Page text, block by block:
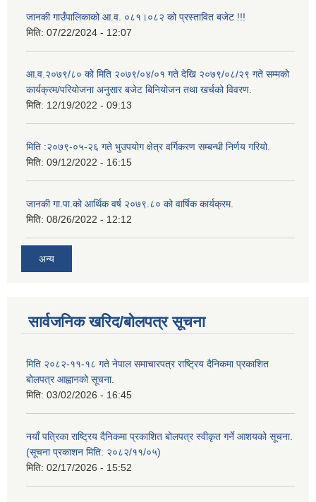
जानकी गाउँपालिकाको आ.व. ०८१।०८२ को प्रस्तावित बजेट !!!
मिति: 07/22/2024 - 12:07
आ.व.२०७९/८० को मिति २०७९/०४/०१ गते देखि २०७९/०८/२९ गते सम्मको
कार्यक्रम/परियोजना अनुसार बजेट बिनियोजन तथा खर्चको विवरण.
मिति: 12/19/2022 - 09:13
मिति :२०७९-०५-२६ गते भुउपयोग क्षेत्र वर्गिकरण सम्बन्धी निर्णय गरियो.
मिति: 09/12/2022 - 16:15
जानकी गा.पा.को आर्थिक वर्ष २०७९.८० को वार्षिक कार्यक्रम.
मिति: 08/26/2022 - 12:12
अन्य
सार्वजनिक खरिद/बोलपत्र सूचना
मिति २०८२-११-१८ गते नेपाल समाचारपत्र राष्ट्रिय दैनिकमा प्रकाशित
बोलपत्र आह्वानको सूचना.
मिति: 03/02/2026 - 16:45
नयाँ पत्रिका राष्ट्रिय दैनिकमा प्रकाशित बोलपत्र स्वीकृत गर्ने आशयको सूचना.
(सूचना प्रकाशन मिति: २०८२/११/०५)
मिति: 02/17/2026 - 15:52